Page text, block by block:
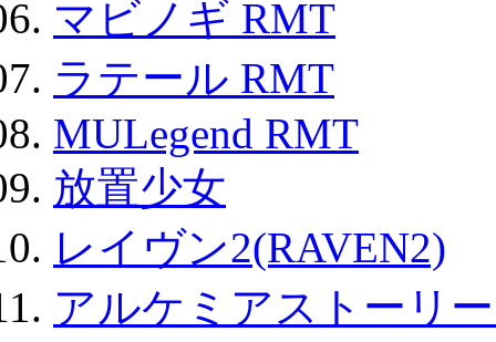
マビノギ RMT
ラテール RMT
MULegend RMT
放置少女
レイヴン2(RAVEN2)
アルケミアストーリ